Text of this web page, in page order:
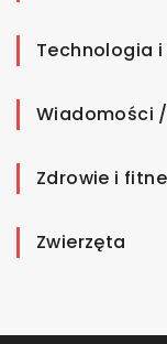
Technologia
Wiadomości
Zdrowie i
Zwierzęta